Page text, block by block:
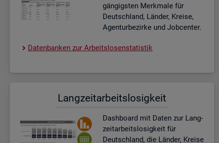
gän­gigs­ten Merk­ma­le für
Deutsch­land, Län­der, Krei­se,
Agen­tur­be­zir­ke und Job­cen­ter.
Da­ten­ban­ken zur Ar­beits­lo­sen­sta­tis­tik
Lang­zeit­ar­beits­lo­sig­keit
Dash­board mit Daten zur Lang­
zeit­ar­beits­lo­sig­keit für
Deutsch­land, die Län­der, Krei­se